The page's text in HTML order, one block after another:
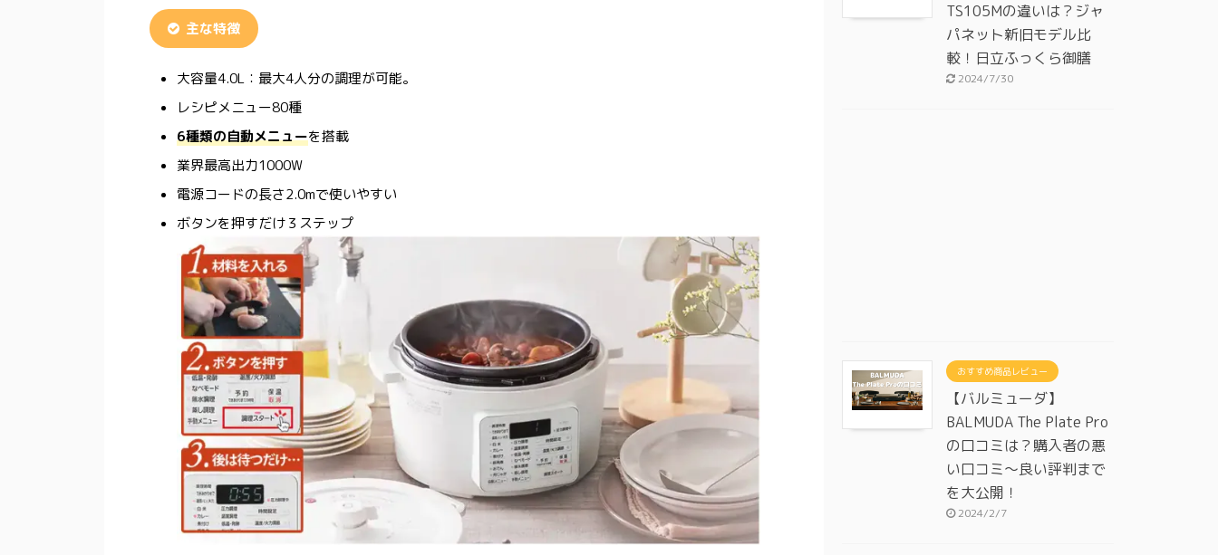
主な特徴
大容量4.0L：最大4人分の調理が可能。
レシピメニュー80種
6種類の自動メニューを搭載
業界最高出力1000W
電源コードの長さ2.0mで使いやすい
ボタンを押すだけ３ステップ
TS105Mの違いは？ジャ
パネット新旧モデル比
較！日立ふっくら御膳
2024/7/30
おすすめ商品レビュー
【バルミューダ】
BALMUDA The Plate Pro
の口コミは？購入者の悪
い口コミ～良い評判まで
を大公開！
2024/2/7